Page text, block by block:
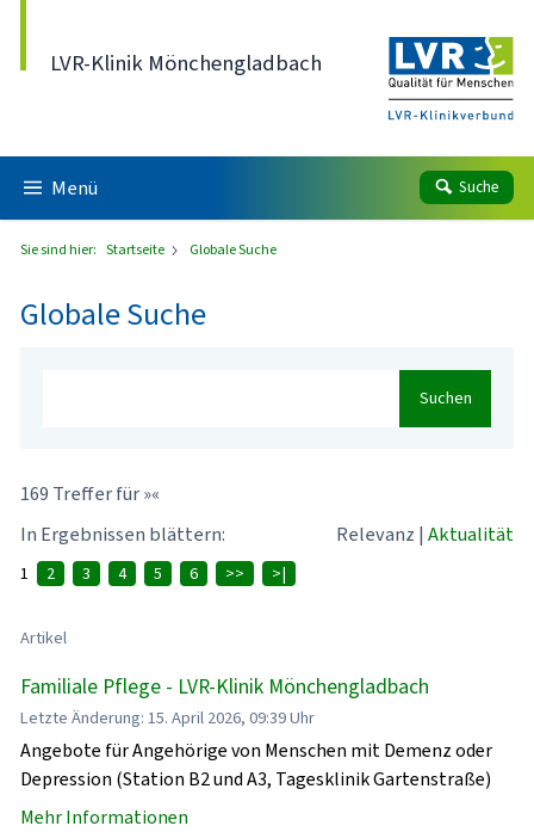
LVR-Klinik Mönchengladbach
Menü Suche
Sie sind hier: Startseite Globale Suche
Globale Suche
Suchen
169 Treffer für »«
In Ergebnissen blättern:
Relevanz | Aktualität
1 2 3 4 5 6 >> >|
Artikel
Familiale Pflege - LVR-Klinik Mönchengladbach
Letzte Änderung: 15. April 2026, 09:39 Uhr
Angebote für Angehörige von Menschen mit Demenz oder
Depression (Station B2 und A3, Tagesklinik Gartenstraße)
Mehr Informationen